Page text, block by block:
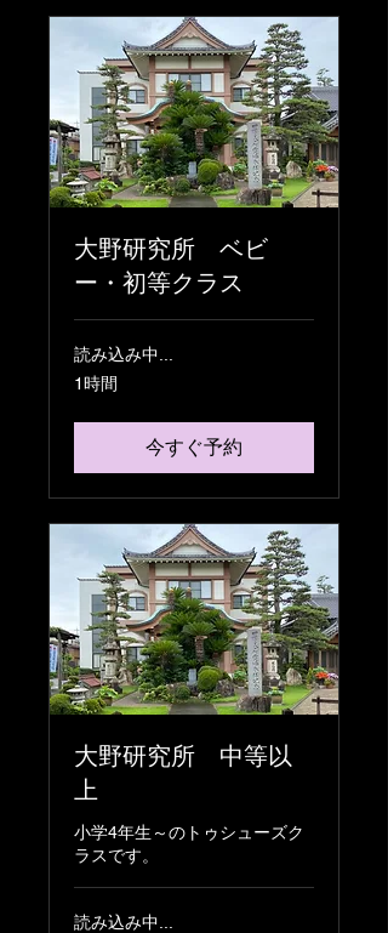
大野研究所 ベビ
ー・初等クラス
読み込み中...
1時間
今すぐ予約
大野研究所 中等以
上
小学4年生～のトゥシューズク
ラスです。
読み込み中...